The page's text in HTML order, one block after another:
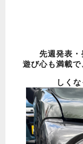
先週発表・
遊び心も満載
しく